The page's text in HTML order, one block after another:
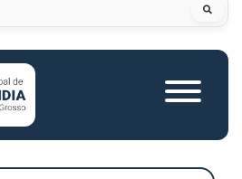
menu